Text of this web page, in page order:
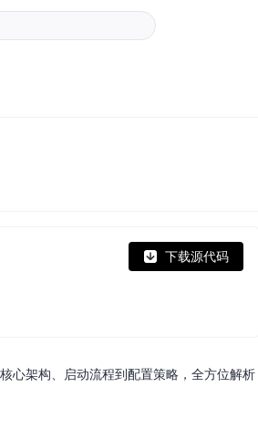
下载源代码
心架构、启动流程到配置策略，全方位解析